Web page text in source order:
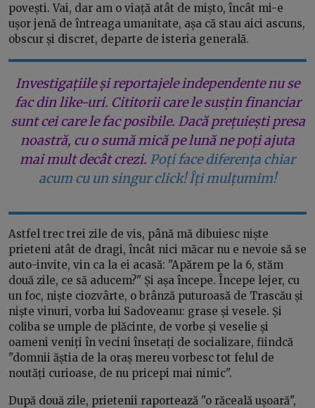
povești. Vai, dar am o viață atât de mișto, încât mi-e
ușor jenă de întreaga umanitate, așa că stau aici ascuns,
obscur și discret, departe de isteria generală.
Investigațiile și reportajele independente nu se
fac din like-uri. Cititorii care le susțin financiar
sunt cei care le fac posibile. Dacă prețuiești presa
noastră, cu o sumă mică pe lună ne poți ajuta
mai mult decât crezi. Poți face diferența chiar
acum cu un singur click! Îți mulțumim!
Astfel trec trei zile de vis, până mă dibuiesc niște
prieteni atât de dragi, încât nici măcar nu e nevoie să se
auto-invite, vin ca la ei acasă: "Apărem pe la 6, stăm
două zile, ce să aducem?" Și așa începe. Începe lejer, cu
un foc, niște ciozvârte, o brânză puturoasă de Trascău și
niște vinuri, vorba lui Sadoveanu: grase și vesele. Și
coliba se umple de plăcinte, de vorbe și veselie și
oameni veniți în vecini însetați de socializare, fiindcă
"domnii ăștia de la oraș mereu vorbesc tot felul de
noutăți curioase, de nu pricepi mai nimic".
După două zile, prietenii raportează "o răceală ușoară",